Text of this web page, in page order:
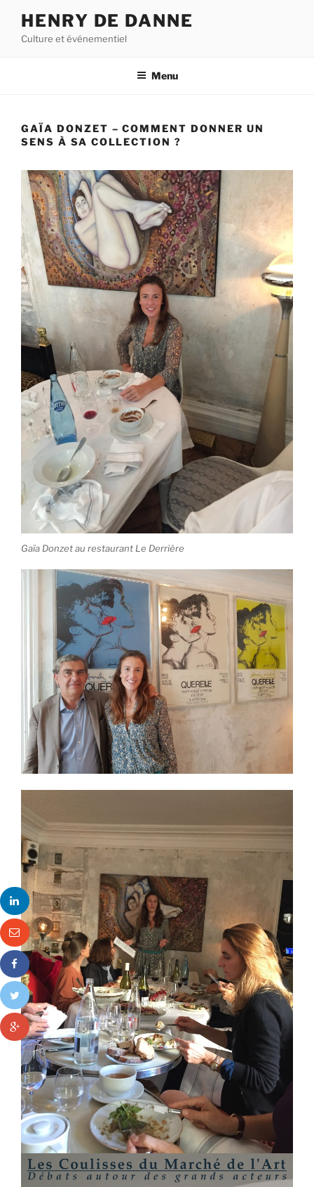
contenu
HENRY DE DANNE
Culture et événementiel
Menu
GAÏA DONZET – COMMENT DONNER UN
SENS À SA COLLECTION ?
Gaïa Donzet au restaurant Le Derrière